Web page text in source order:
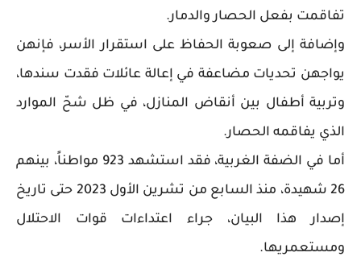
تفاقمت بفعل الحصار والدمار.
وإضافة إلى صعوبة الحفاظ على استقرار الأسر، فإنهن
يواجهن تحديات مضاعفة في إعالة عائلات فقدت سندها،
وتربية أطفال بين أنقاض المنازل، في ظل شحّ الموارد
الذي يفاقمه الحصار.
أما في الضفة الغربية، فقد استشهد 923 مواطناً، بينهم
26 شهيدة، منذ السابع من تشرين الأول 2023 حتى تاريخ
إصدار هذا البيان، جراء اعتداءات قوات الاحتلال
ومستعمريها.